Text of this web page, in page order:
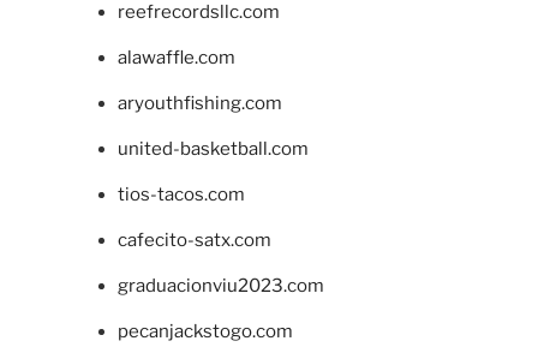
reefrecordsllc.com
alawaffle.com
aryouthfishing.com
united-basketball.com
tios-tacos.com
cafecito-satx.com
graduacionviu2023.com
pecanjackstogo.com